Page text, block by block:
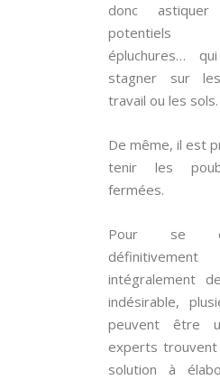
donc
potentiels
épluchures…
stagner sur
travail ou les sols.
De même, il est
tenir les
fermées.
Pour se
intégralement
indésirable,
peuvent être
experts trouvent
solution à